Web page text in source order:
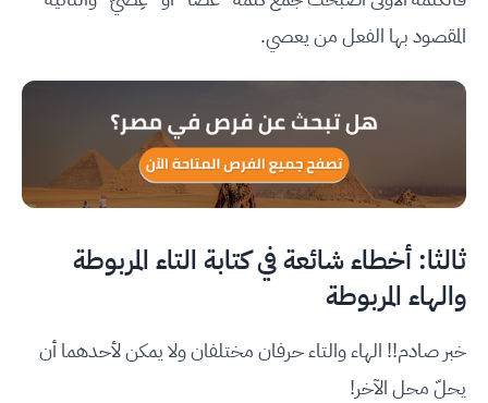
المقصود بها الفعل من يعصي.
ثالثا: أخطاء شائعة في كتابة التاء المربوطة
والهاء المربوطة
خبر صادم!! الهاء والتاء حرفان مختلفان ولا يمكن لأحدهما أن
يحلّ محل الآخر!